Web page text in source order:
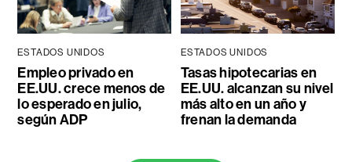
ESTADOS UNIDOS
Empleo privado en
EE.UU. crece menos de
lo esperado en julio,
según ADP
ESTADOS UNIDOS
Tasas hipotecarias en
EE.UU. alcanzan su nivel
más alto en un año y
frenan la demanda